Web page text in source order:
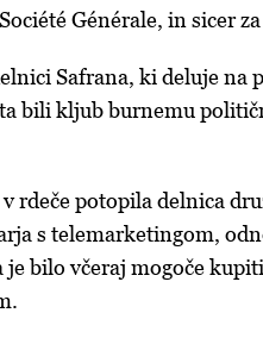
Générale, in sicer
Safrana, ki deluje na
bili kljub burnemu
rdeče potopila delnica
s telemarketingom,
bilo včeraj mogoče